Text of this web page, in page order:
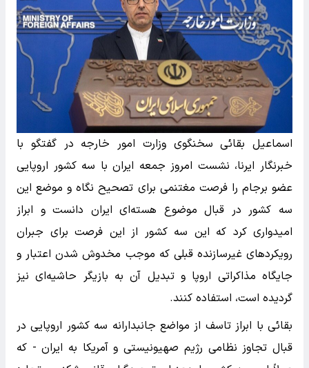
اسماعیل بقائی سخنگوی وزارت امور خارجه در گفتگو با
خبرنگار ایرنا، نشست امروز جمعه ایران با سه کشور اروپایی
عضو برجام را فرصت مغتنمی برای تصحیح نگاه و موضع این
سه کشور در قبال موضوع هسته‌ای ایران دانست و ابراز
امیدواری کرد که این سه کشور از این فرصت برای جبران
رویکردهای غیرسازنده قبلی که موجب مخدوش شدن اعتبار و
جایگاه مذاکراتی اروپا و تبدیل آن به بازیگر حاشیه‌ای نیز
گردیده است، استفاده کنند.
بقائی با ابراز تاسف از مواضع جانبدارانه سه کشور اروپایی در
قبال تجاوز نظامی رژیم صهیونیستی و آمریکا به ایران - که